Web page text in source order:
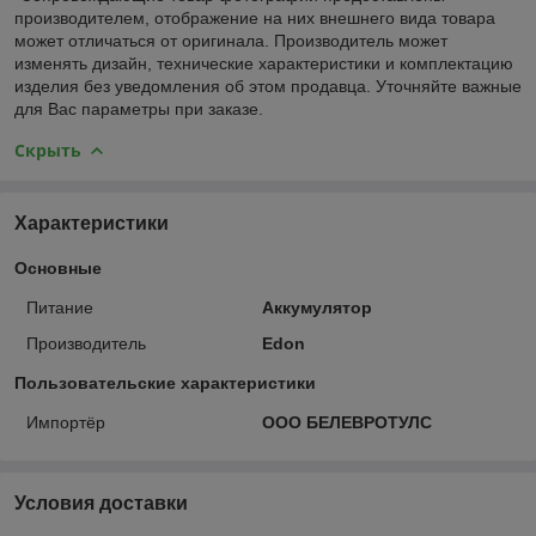
производителем, отображение на них внешнего вида товара
может отличаться от оригинала. Производитель может
изменять дизайн, технические характеристики и комплектацию
изделия без уведомления об этом продавца. Уточняйте важные
для Вас параметры при заказе.
Скрыть
Характеристики
Основные
Питание
Аккумулятор
Производитель
Edon
Пользовательские характеристики
Импортёр ООО БЕЛЕВРОТУЛС
Условия доставки